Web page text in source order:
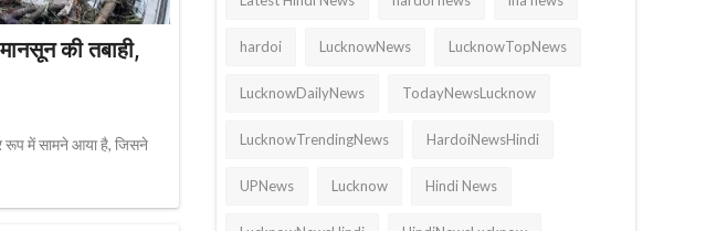
की तबाही,
रूप में सामने आया है, जिसने
hardoi LucknowNews LucknowTopNews
LucknowDailyNews TodayNewsLucknow
LucknowTrendingNews HardoiNewsHindi
UPNews Lucknow Hindi News